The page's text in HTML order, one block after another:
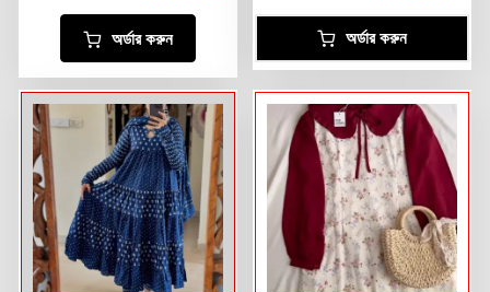
অর্ডার করুন অর্ডার করুন